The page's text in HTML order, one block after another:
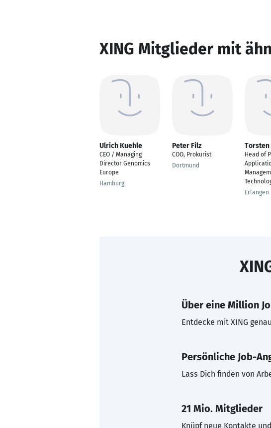
XING Mitglieder mit
Ulrich Kuehle
CEO / Managing
Director Genomics
Europe
Hamburg
Peter Filz
COO, Prokurist
Dortmund
Torsten
Head of
Erlangen
Über eine Million
Entdecke mit XING
Persönliche Job-
Lass Dich finden von
21 Mio. Mitglieder
Knüpf neue Kontakte